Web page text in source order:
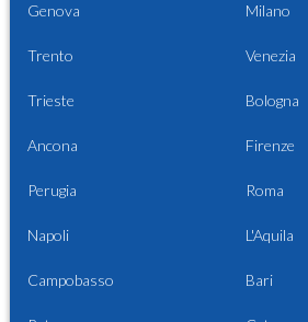
Genova Milano
Trento Venezia
Trieste Bologna
Ancona Firenze
Perugia Roma
Napoli L'Aquila
Campobasso Bari